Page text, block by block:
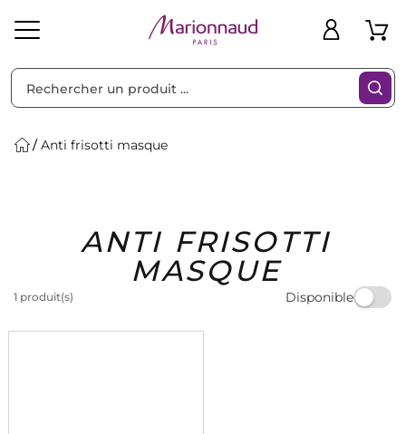
Solaire Homme Marques Idées
Cadeaux
Bons
Plans
Anti frisotti masque
ANTI FRISOTTI
MASQUE
1 produit(s) Disponible
Filtres